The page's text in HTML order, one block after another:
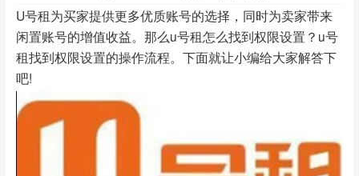
U号租为买家提供更多优质账号的选择，同时为卖家带来
闲置账号的增值收益。那么u号租怎么找到权限设置？u号
租找到权限设置的操作流程。下面就让小编给大家解答下
吧!